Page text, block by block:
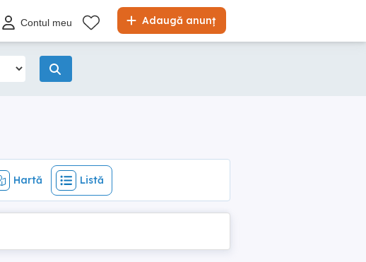
Adaugă anunț
Contul meu
Hartă Listă
Hartă Listă